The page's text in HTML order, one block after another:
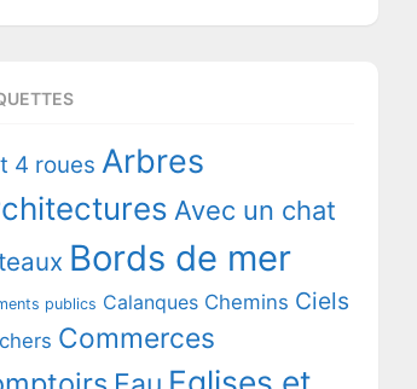
4 roues Arbres
Avec un chat
Bords de mer
publics Calanques Chemins Ciels
Commerces